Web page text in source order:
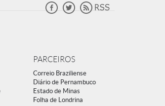
PARCEIROS
Correio Braziliense
Diário de Pernambuco
Estado de Minas
Folha de Londrina